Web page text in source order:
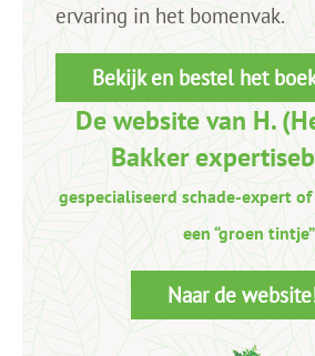
ervaring in het bomenvak.
Bekijk en bestel het
De website van H.
Bakker
gespecialiseerd schade-expert
een “groen tintje”
Naar de